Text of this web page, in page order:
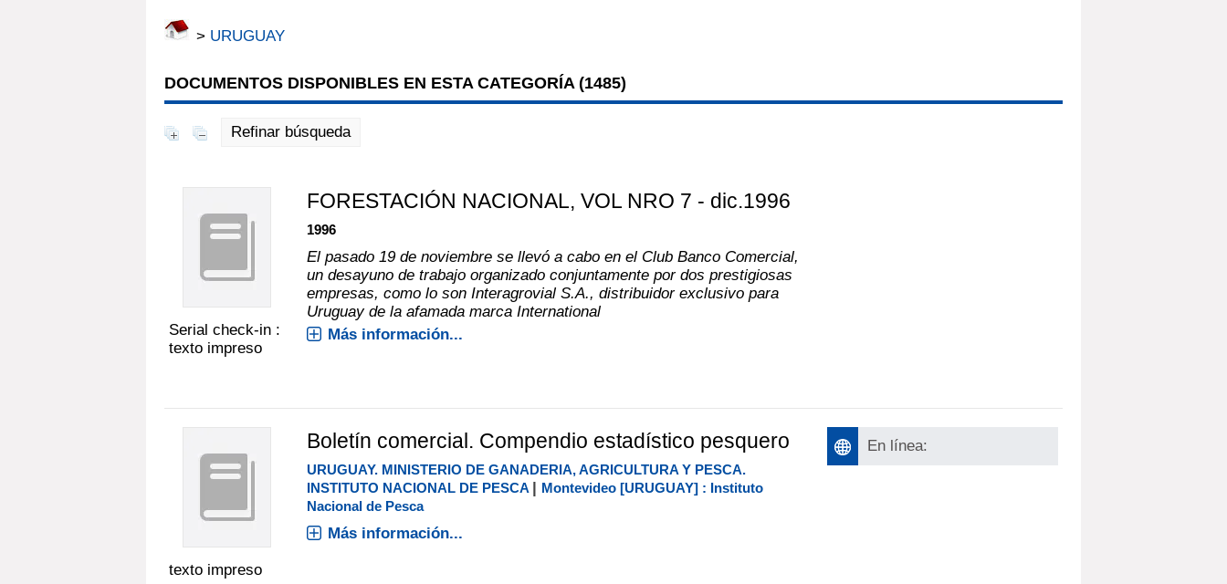
> URUGUAY
DOCUMENTOS DISPONIBLES EN ESTA CATEGORÍA (1485)
Refinar búsqueda
Serial check-in :
texto impreso
FORESTACIÓN NACIONAL, VOL NRO 7 - dic.1996
1996
El pasado 19 de noviembre se llevó a cabo en el Club Banco Comercial,
un desayuno de trabajo organizado conjuntamente por dos prestigiosas
empresas, como lo son Interagrovial S.A., distribuidor exclusivo para
Uruguay de la afamada marca International
Más información...
texto impreso
Boletín comercial. Compendio estadístico pesquero
URUGUAY. MINISTERIO DE GANADERIA, AGRICULTURA Y PESCA.
INSTITUTO NACIONAL DE PESCA | Montevideo [URUGUAY] : Instituto
Nacional de Pesca
Más información...
En línea: